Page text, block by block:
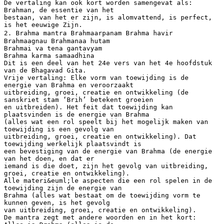
De vertaling kan ook kort worden samengevat als:
Brahman, de essentie van het
bestaan, van het er zijn, is alomvattend, is perfect,
is het eeuwige Zijn.
2. Brahma mantra Brahmaarpanam Brahma havir
Brahmaagnau Brahmanaa hutam
Brahmai va tena gantavyam
Brahma karma samaadhina
Dit is een deel van het 24e vers van het 4e hoofdstuk
van de Bhagavad Gita.
Vrije vertaling: Elke vorm van toewijding is de
energie van Brahma en veroorzaakt
uitbreiding, groei, creatie en ontwikkeling (de
sanskriet stam ‘Brih’ betekent groeien
en uitbreiden). Het feit dat toewijding kan
plaatsvinden is de energie van Brahma
(alles wat een rol speelt bij het mogelijk maken van
toewijding is een gevolg van
uitbreiding, groei, creatie en ontwikkeling). Dat
toewijding werkelijk plaatsvindt is
een bevestiging van de energie van Brahma (de energie
van het doen, en dat er
iemand is die doet, zijn het gevolg van uitbreiding,
groei, creatie en ontwikkeling).
Alle materi&euml;le aspecten die een rol spelen in de
toewijding zijn de energie van
Brahma (alles wat bestaat om de toewijding vorm te
kunnen geven, is het gevolg
van uitbreiding, groei, creatie en ontwikkeling).
De mantra zegt met andere woorden en in het kort: